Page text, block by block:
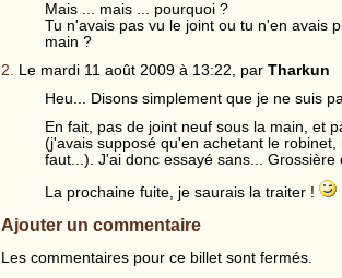
Mais ... mais ... pourquoi ?
Tu n'avais pas vu le joint ou tu n'en avais
main ?
2. Le mardi 11 août 2009 à 13:22, par Tharkun
Heu... Disons simplement que je ne suis
En fait, pas de joint neuf sous la main, et
(j'avais supposé qu'en achetant le
faut...). J'ai donc essayé sans... Grossière
La prochaine fuite, je saurais la traiter !
Ajouter un commentaire
Les commentaires pour ce billet sont fermés.